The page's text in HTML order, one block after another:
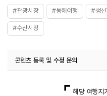
#관광시장 #동해여행 #생선
#수산시장
콘텐츠 등록 및 수정 문의
해당 여행지